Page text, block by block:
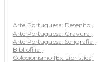
Arte Portuguesa: Desenho
Arte Portuguesa: Gravura
Arte Portuguesa: Serigrafia
Bibliofilia
Colecionismo [Ex-Librística]